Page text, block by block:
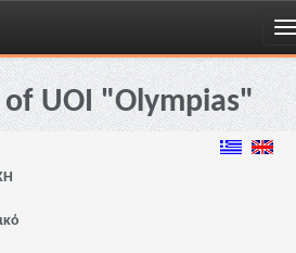
UOI "Olympias"